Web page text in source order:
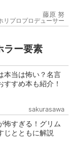
藤原 努
リプロプロデューサー
ラー要素
本当は怖い？名言
すめ本も紹介！
sakurasawa
怖すぎる！グリム
じとともに解説